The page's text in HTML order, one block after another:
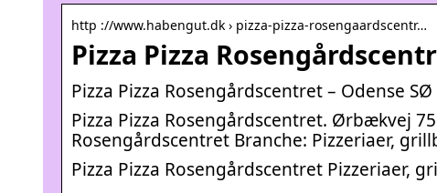
http ://www.habengut.dk › pizza-pizza-rosengaardscentr…
Pizza Pizza
Pizza Pizza Rosengårdscentret – Odense SØ
Pizza Pizza Rosengårdscentret. Ørbækvej
Rosengårdscentret Branche: Pizzeriaer,
Pizza Pizza Rosengårdscentret Pizzeriaer,